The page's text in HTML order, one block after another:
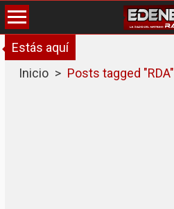
Skip
to
content
Estás aquí
Inicio > Posts tagged "RDA"